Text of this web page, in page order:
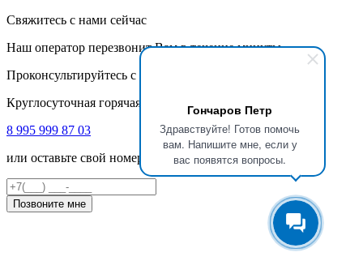
Гончаров Петр
Здравствуйте! Готов помочь
вам. Напишите мне, если у
вас появятся вопросы.
Свяжитесь с нами сейчас
Наш оператор перезвонит Вам в течение минуты
Проконсультируйтесь с нашими специалистами
Круглосуточная горячая линия
8 995 999 87 03
или оставьте свой номер телефона
Позвоните мне